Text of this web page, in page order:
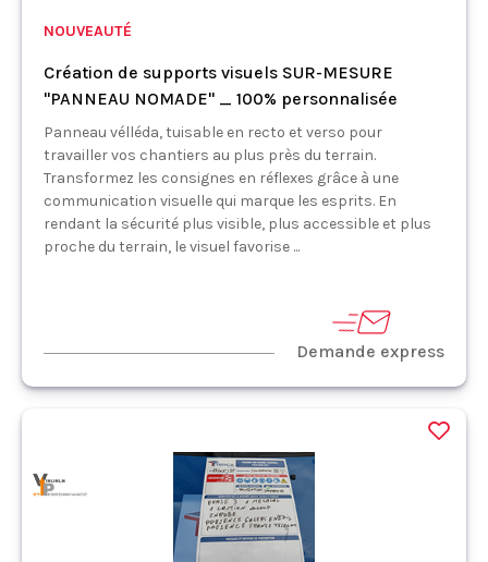
NOUVEAUTÉ
Création de supports visuels SUR-MESURE
"PANNEAU NOMADE" _ 100% personnalisée
Panneau vélléda, tuisable en recto et verso pour
travailler vos chantiers au plus près du terrain.
Transformez les consignes en réflexes grâce à une
communication visuelle qui marque les esprits. En
rendant la sécurité plus visible, plus accessible et plus
proche du terrain, le visuel favorise ...
Demande express